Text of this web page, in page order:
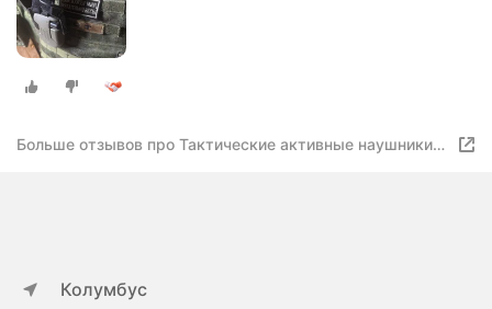
Больше отзывов про Тактические активные наушники
Колумбус